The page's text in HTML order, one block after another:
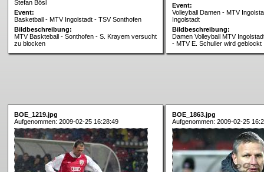
Stefan Bösl
Event:
Basketball - MTV Ingolstadt - TSV Sonthofen
Bildbeschreibung:
MTV Baskteball - Sonthofen - S. Krayem versucht
zu blocken
Event:
Volleyball Damen - MTV
Ingolstadt
Bildbeschreibung:
Damen Volleyball MTV
- MTV E. Schuller wird geblockt
BOE_1219.jpg
Aufgenommen: 2009-02-25 16:28:49
BOE_1863.jpg
Aufgenommen: 2009-02-25